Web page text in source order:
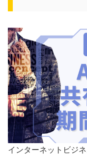
インターネットビジ